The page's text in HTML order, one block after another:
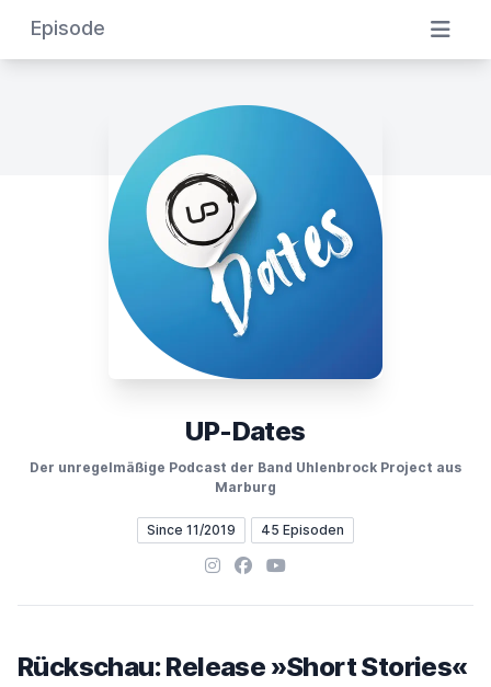
Episode
UP-Dates
Der unregelmäßige Podcast der Band Uhlenbrock Project aus
Marburg
Since 11/2019 45 Episoden
Instagram
Facebook
YouTube
Rückschau: Release »Short Stories«